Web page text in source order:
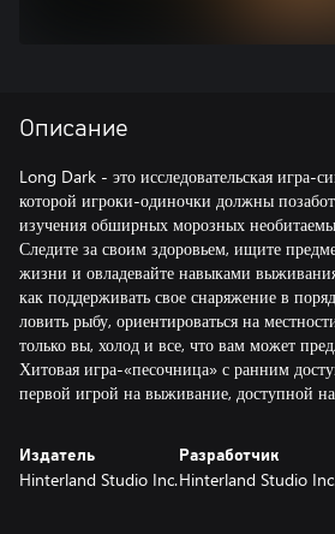
Описание
Long Dark - это исследовательская игра-
которой игроки-одиночки должны
изучения обширных морозных
Следите за своим здоровьем, ищите
жизни и овладевайте навыками
как поддерживать свое снаряжение в
ловить рыбу, ориентироваться на
только вы, холод и все, что вам может
Хитовая игра-«песочница» с ранним
первой игрой на выживание, доступной
Издатель
Hinterland Studio Inc.
Разработчик
Hinterland Studio